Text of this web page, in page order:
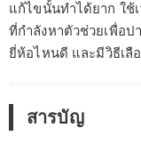
แก้ไขนั้นทำได้ยาก ใช้
ที่กำลังหาตัวช่วยเพื่อป
ยี่ห้อไหนดี และมีวิธีเลื
สารบัญ